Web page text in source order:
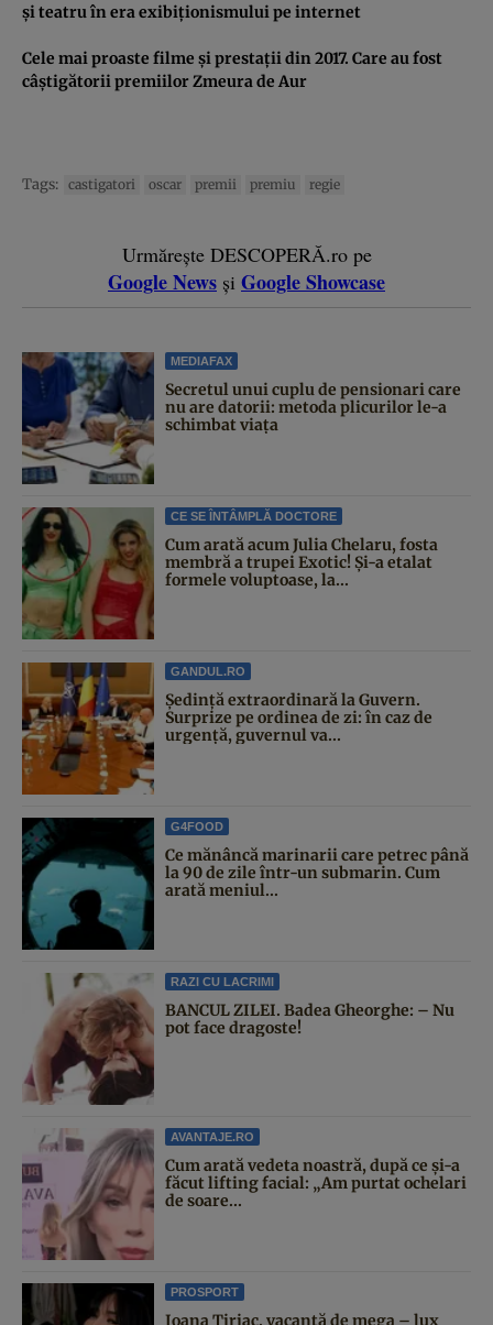
şi teatru în era exibiţionismului pe internet
Cele mai proaste filme şi prestaţii din 2017. Care au fost
câştigătorii premiilor Zmeura de Aur
Tags: castigatori oscar premii premiu regie
Urmărește DESCOPERĂ.ro pe
Google News și Google Showcase
MEDIAFAX
Secretul unui cuplu de pensionari care
nu are datorii: metoda plicurilor le-a
schimbat viața
CE SE ÎNTÂMPLĂ DOCTORE
Cum arată acum Julia Chelaru, fosta
membră a trupei Exotic! Și-a etalat
formele voluptoase, la...
GANDUL.RO
Şedinţă extraordinară la Guvern.
Surprize pe ordinea de zi: în caz de
urgență, guvernul va...
G4FOOD
Ce mănâncă marinarii care petrec până
la 90 de zile într-un submarin. Cum
arată meniul...
RAZI CU LACRIMI
BANCUL ZILEI. Badea Gheorghe: – Nu
pot face dragoste!
AVANTAJE.RO
Cum arată vedeta noastră, după ce și-a
făcut lifting facial: „Am purtat ochelari
de soare...
PROSPORT
Ioana Țiriac, vacanță de mega – lux